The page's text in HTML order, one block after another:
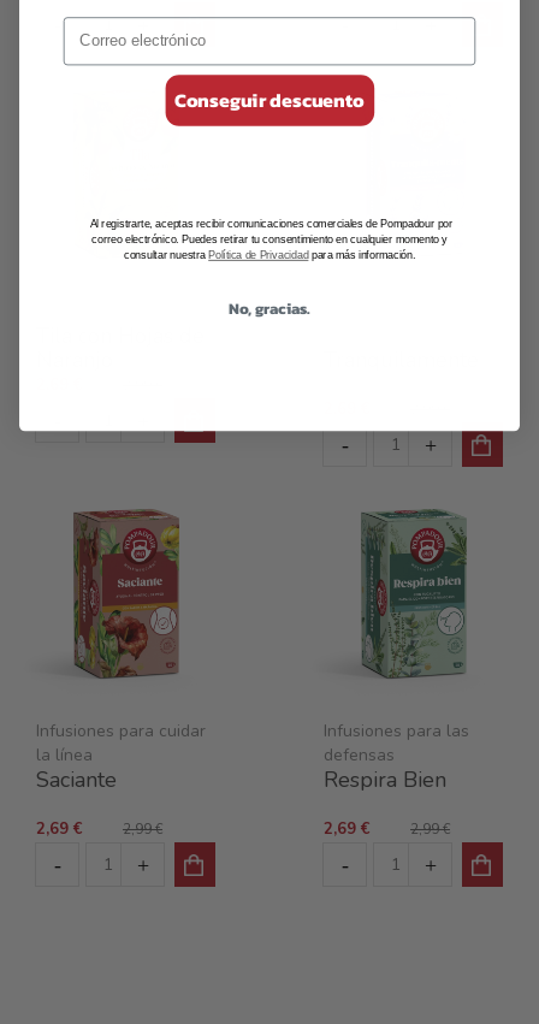
Infusiones para cuidar
la línea
Saciante
2,69 € 2,99 €
Infusiones para las
defensas
Respira Bien
2,69 € 2,99 €
Conseguir descuento
Al registrarte, aceptas recibir comunicaciones comerciales de Pompadour por
correo electrónico. Puedes retirar tu consentimiento en cualquier momento y
consultar nuestra Política de Privacidad para más información.
No, gracias.